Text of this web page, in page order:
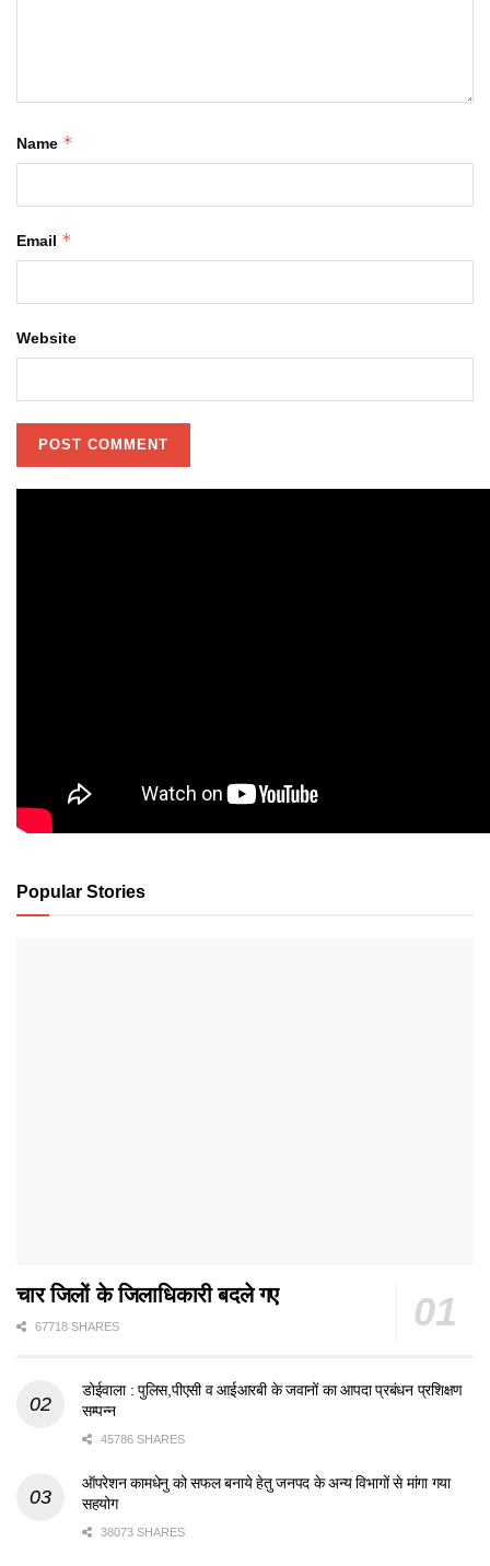
Name *
Email *
Website
Popular Stories
चार जिलों के जिलाधिकारी बदले गए
67718 SHARES
डोईवाला : पुलिस,पीएसी व आईआरबी के जवानों का आपदा प्रबंधन प्रशिक्षण
सम्पन्न
45786 SHARES
ऑपरेशन कामधेनु को सफल बनाये हेतु जनपद के अन्य विभागों से मांगा गया
सहयोग
38073 SHARES